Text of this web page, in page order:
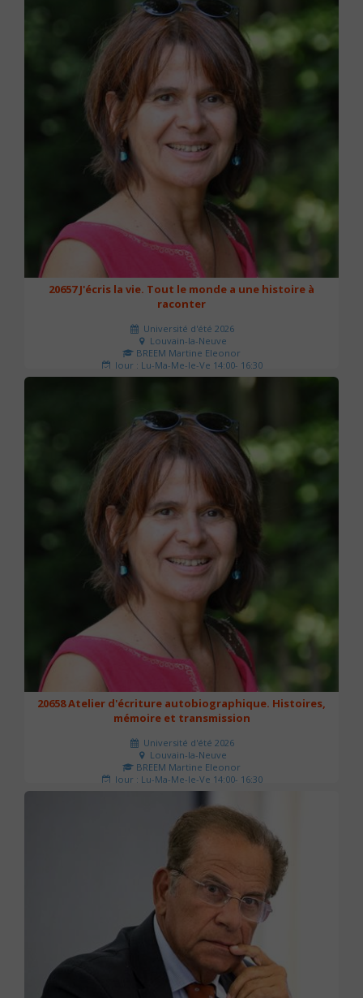
20657 J'écris la vie. Tout le monde a une histoire à
raconter
Université d'été 2026
Louvain-la-Neuve
BREEM Martine Eleonor
Jour : Lu-Ma-Me-Je-Ve 14:00- 16:30
Nombre de séances : 3
20658 Atelier d'écriture autobiographique. Histoires,
mémoire et transmission
Université d'été 2026
Louvain-la-Neuve
BREEM Martine Eleonor
Jour : Lu-Ma-Me-Je-Ve 14:00- 16:30
Nombre de séances : 3